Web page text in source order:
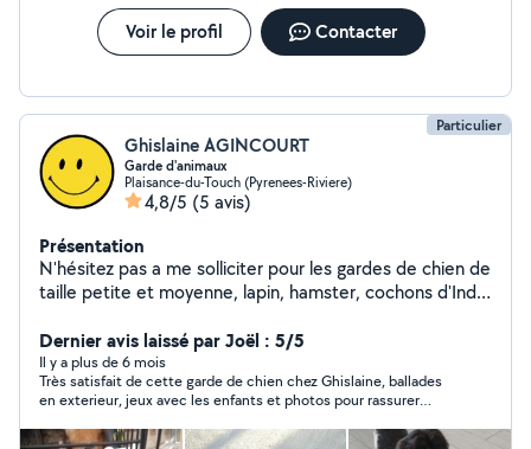
Voir le profil Contacter
Particulier
Ghislaine AGINCOURT
Garde d'animaux
Plaisance-du-Touch (Pyrenees-Riviere)
4,8/5 (5 avis)
Présentation
N'hésitez pas a me solliciter pour les gardes de chien de
taille petite et moyenne, lapin, hamster, cochons d'Inde
Dernier avis laissé par Joël : 5/5
Il y a plus de 6 mois
Très satisfait de cette garde de chien chez Ghislaine, ballades
en exterieur, jeux avec les enfants et photos pour rassurer
je recommande.